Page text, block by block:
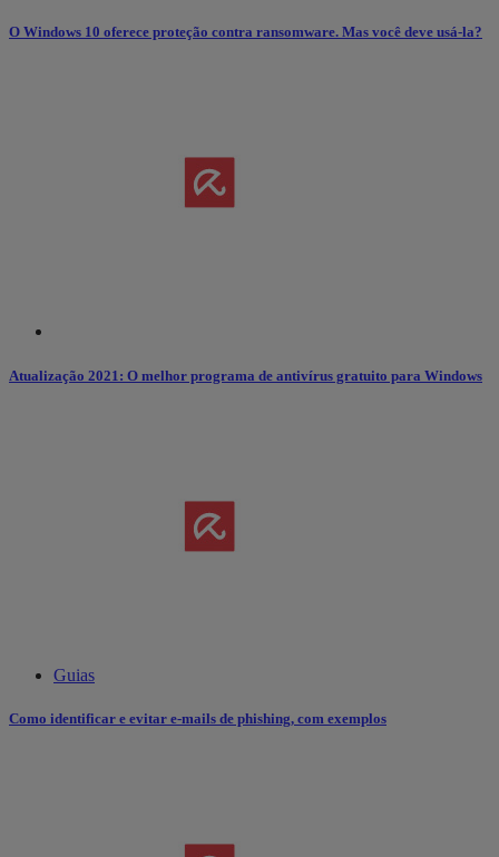
O Windows 10 oferece proteção contra ransomware. Mas você deve usá-la?
Atualização 2021: O melhor programa de antivírus gratuito para Windows
Guias
Como identificar e evitar e-mails de phishing, com exemplos